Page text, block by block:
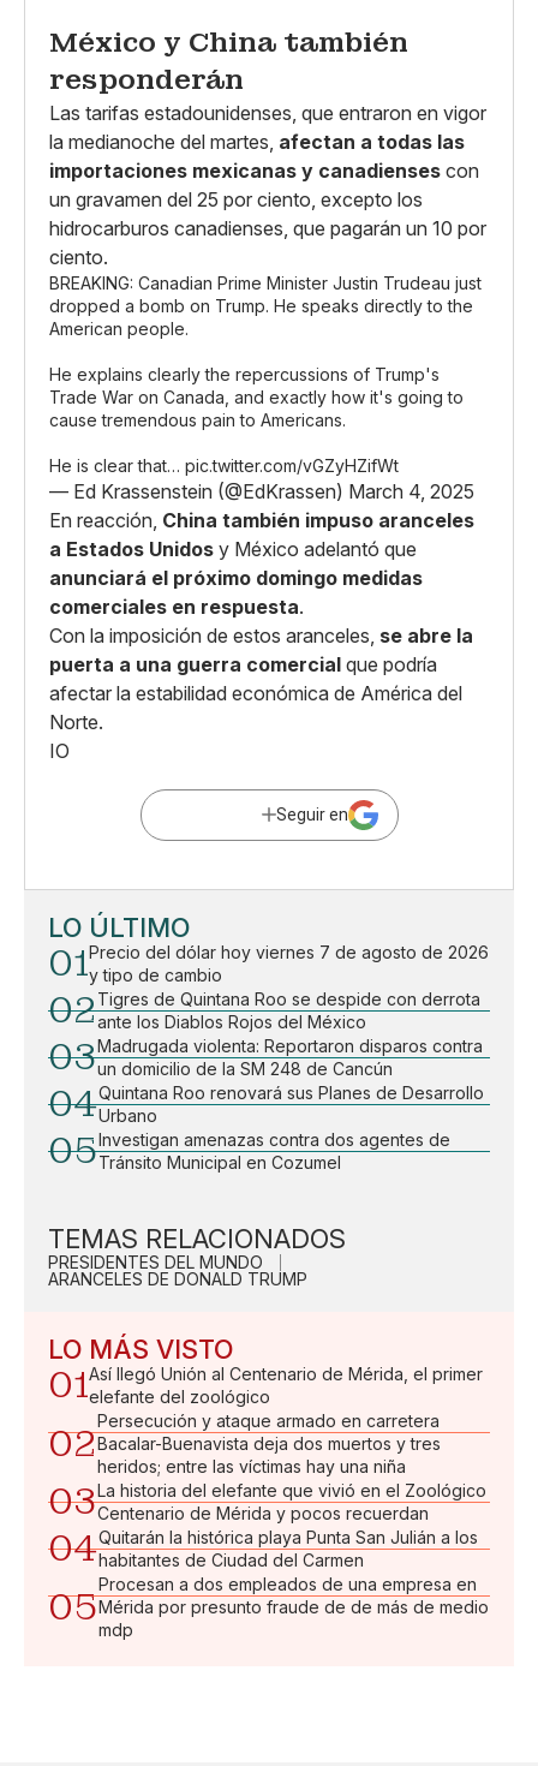
México y China también
responderán
Las tarifas estadounidenses, que entraron en vigor
la medianoche del martes, afectan a todas las
importaciones mexicanas y canadienses con
un gravamen del 25 por ciento, excepto los
hidrocarburos canadienses, que pagarán un 10 por
ciento.
BREAKING: Canadian Prime Minister Justin Trudeau just
dropped a bomb on Trump. He speaks directly to the
American people.
He explains clearly the repercussions of Trump's
Trade War on Canada, and exactly how it's going to
cause tremendous pain to Americans.
He is clear that… pic.twitter.com/vGZyHZifWt
— Ed Krassenstein (@EdKrassen) March 4, 2025
En reacción, China también impuso aranceles
a Estados Unidos y México adelantó que
anunciará el próximo domingo medidas
comerciales en respuesta.
Con la imposición de estos aranceles, se abre la
puerta a una guerra comercial que podría
afectar la estabilidad económica de América del
Norte.
IO
Seguir en
LO ÚLTIMO
01Precio del dólar hoy viernes 7 de agosto de 2026
y tipo de cambio
02Tigres de Quintana Roo se despide con derrota
ante los Diablos Rojos del México
03Madrugada violenta: Reportaron disparos contra
un domicilio de la SM 248 de Cancún
04Quintana Roo renovará sus Planes de Desarrollo
Urbano
05Investigan amenazas contra dos agentes de
Tránsito Municipal en Cozumel
TEMAS RELACIONADOS
PRESIDENTES DEL MUNDO
ARANCELES DE DONALD TRUMP
LO MÁS VISTO
01Así llegó Unión al Centenario de Mérida, el primer
elefante del zoológico
02
Persecución y ataque armado en carretera
Bacalar-Buenavista deja dos muertos y tres
heridos; entre las víctimas hay una niña
03La historia del elefante que vivió en el Zoológico
Centenario de Mérida y pocos recuerdan
04Quitarán la histórica playa Punta San Julián a los
habitantes de Ciudad del Carmen
05
Procesan a dos empleados de una empresa en
Mérida por presunto fraude de de más de medio
mdp